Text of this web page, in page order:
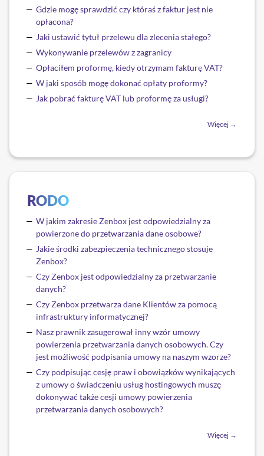
Gdzie mogę sprawdzić czy któraś z faktur jest nie
opłacona?
Jaki ustawić tytuł przelewu dla zlecenia stałego?
Wykonywanie przelewów z zagranicy
Opłaciłem proformę, kiedy otrzymam fakturę VAT?
W jaki sposób mogę dokonać opłaty proformy?
Jak pobrać fakturę VAT lub proformę za usługi?
Więcej →
RODO
W jakim zakresie Zenbox jest odpowiedzialny za
powierzone do przetwarzania dane osobowe?
Jakie środki zabezpieczenia technicznego stosuje
Zenbox?
Czy Zenbox jest odpowiedzialny za przetwarzanie
danych?
Czy Zenbox przetwarza dane Klientów za pomocą
infrastruktury informatycznej?
Nasz prawnik zasugerował inny wzór umowy
powierzenia przetwarzania danych osobowych. Czy
jest możliwość podpisania umowy na naszym wzorze?
Czy podpisując cesję praw i obowiązków wynikających
z umowy o świadczeniu usług hostingowych muszę
dokonywać także cesji umowy powierzenia
przetwarzania danych osobowych?
Więcej →